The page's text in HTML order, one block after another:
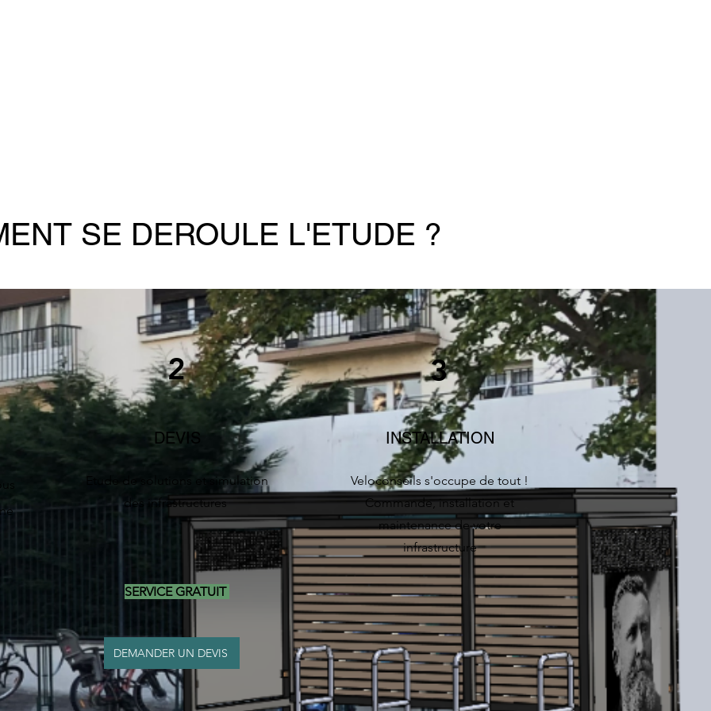
SE DEROULE L'ETUDE ?
2
DEVIS
Etude de solutions et simulation
des infrastructures
SERVICE GRATUIT
DEMANDER UN DEVIS
3
INSTALLATION
Veloconseils s'occupe de tout !
Commande, installation et
maintenance de votre
infrastructure